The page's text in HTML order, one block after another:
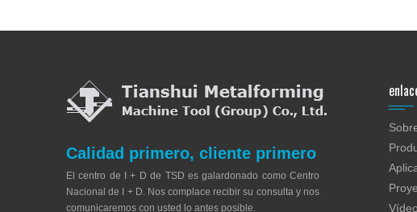
Calidad primero, cliente primero
El centro de I + D de TSD es galardonado como Centro
Nacional de I + D. Nos complace recibir su consulta y nos
comunicaremos con usted lo antes posible.
Vídeo